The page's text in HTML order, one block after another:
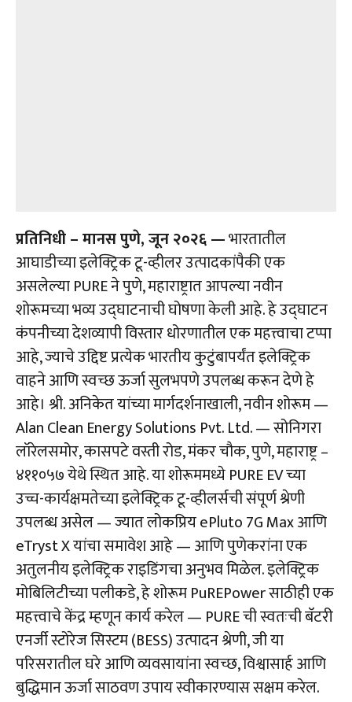
प्रतिनिधी – मानस पुणे, जून २०२६ —भारतातील
आघाडीच्या इलेक्ट्रिक टू-व्हीलर उत्पादकांपैकी एक
असलेल्या PURE ने पुणे, महाराष्ट्रात आपल्या नवीन
शोरूमच्या भव्य उद्घाटनाची घोषणा केली आहे. हे उद्घाटन
कंपनीच्या देशव्यापी विस्तार धोरणातील एक महत्त्वाचा टप्पा
आहे, ज्याचे उद्दिष्ट प्रत्येक भारतीय कुटुंबापर्यंत इलेक्ट्रिक
वाहने आणि स्वच्छ ऊर्जा सुलभपणे उपलब्ध करून देणे हे
आहे। श्री. अनिकेत यांच्या मार्गदर्शनाखाली, नवीन शोरूम —
Alan Clean Energy Solutions Pvt. Ltd. — सोनिगरा
लॉरेलसमोर, कासपटे वस्ती रोड, मंकर चौक, पुणे, महाराष्ट्र –
४११०५७ येथे स्थित आहे. या शोरूममध्ये PURE EV च्या
उच्च-कार्यक्षमतेच्या इलेक्ट्रिक टू-व्हीलर्सची संपूर्ण श्रेणी
उपलब्ध असेल — ज्यात लोकप्रिय ePluto 7G Max आणि
eTryst X यांचा समावेश आहे — आणि पुणेकरांना एक
अतुलनीय इलेक्ट्रिक राइडिंगचा अनुभव मिळेल.इलेक्ट्रिक
मोबिलिटीच्या पलीकडे, हे शोरूम PuREPower साठीही एक
महत्त्वाचे केंद्र म्हणून कार्य करेल — PURE ची स्वतःची बॅटरी
एनर्जी स्टोरेज सिस्टम (BESS) उत्पादन श्रेणी, जी या
परिसरातील घरे आणि व्यवसायांना स्वच्छ, विश्वासार्ह आणि
बुद्धिमान ऊर्जा साठवण उपाय स्वीकारण्यास सक्षम करेल.